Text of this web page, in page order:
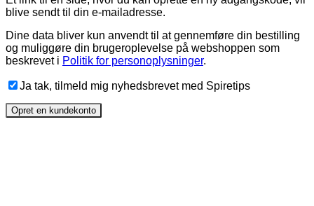
blive sendt til din e-mailadresse.
Dine data bliver kun anvendt til at gennemføre din bestilling
og muliggøre din brugeroplevelse på webshoppen som
beskrevet i Politik for personoplysninger.
Ja tak, tilmeld mig nyhedsbrevet med Spiretips
Opret en kundekonto